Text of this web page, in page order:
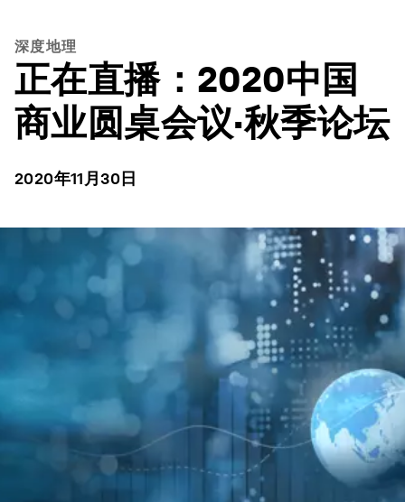
深度地理
正在直播：2020中国
商业圆桌会议·秋季论坛
2020年11月30日